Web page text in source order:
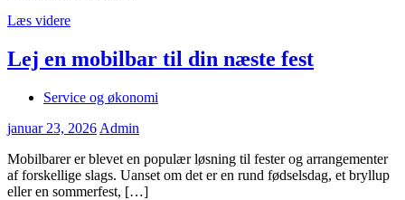
Læs videre
Lej en mobilbar til din næste fest
Service og økonomi
januar 23, 2026 Admin
Mobilbarer er blevet en populær løsning til fester og arrangementer
af forskellige slags. Uanset om det er en rund fødselsdag, et bryllup
eller en sommerfest, […]